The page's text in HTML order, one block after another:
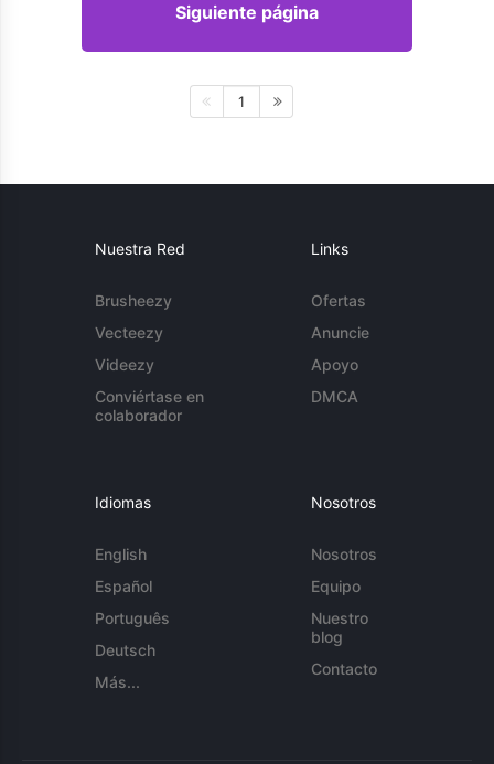
Siguiente página
1
Nuestra Red
Brusheezy
Vecteezy
Videezy
Conviértase en
colaborador
Links
Ofertas
Anuncie
Apoyo
DMCA
Idiomas
English
Español
Português
Deutsch
Más...
Nosotros
Nosotros
Equipo
Nuestro
blog
Contacto